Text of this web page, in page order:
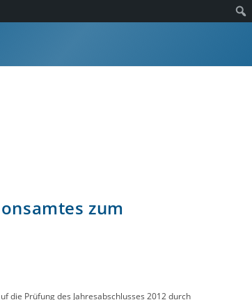
zum
die Prüfung des Jahresabschlusses 2012 durch